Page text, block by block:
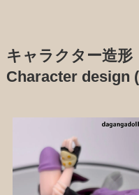
キャラクター造形
Character design